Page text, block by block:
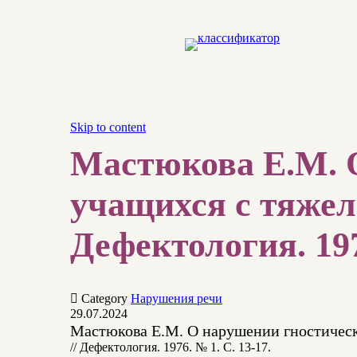
Skip to content
Мастюкова Е.М.
учащихся с
Дефектология.
 Category Нарушения речи
29.07.2024
Мастюкова Е.М. О нарушении
// Дефектология. 1976. № 1. С. 13-17.